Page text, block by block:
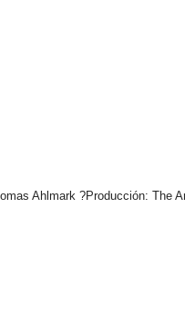
Ahlmark ?Producción: The